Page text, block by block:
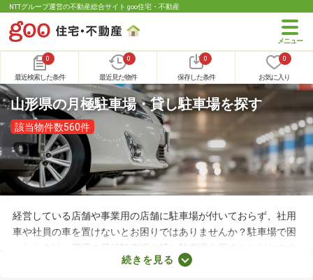
NTTグループ運営の不動産総合サイト goo住宅・不動産
0
最近検索した条件
0
最近見た物件
0
保存した条件
0
お気に入り
山形県の月極駐車場・貸し駐車場を探す
該当物件数560件
経営している店舗や事業用の店舗に駐車場が付いておらず、社用
車や社員の車を置けないとお困りではありませんか？駐車場で困
ったときは、周辺の月極駐車場や貸し駐車場を探すことがおすす
め。店舗や事務所から近い場所に駐車スペースを確保できれば、
続きを見る